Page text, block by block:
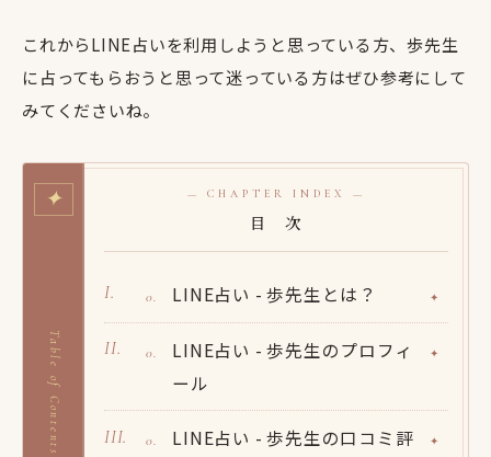
これからLINE占いを利用しようと思っている方、歩先生
に占ってもらおうと思って迷っている方はぜひ参考にして
みてくださいね。
✦
Table of Contents
— CHAPTER INDEX —
目 次
LINE占い - 歩先生とは？
LINE占い - 歩先生のプロフィ
ール
LINE占い - 歩先生の口コミ評